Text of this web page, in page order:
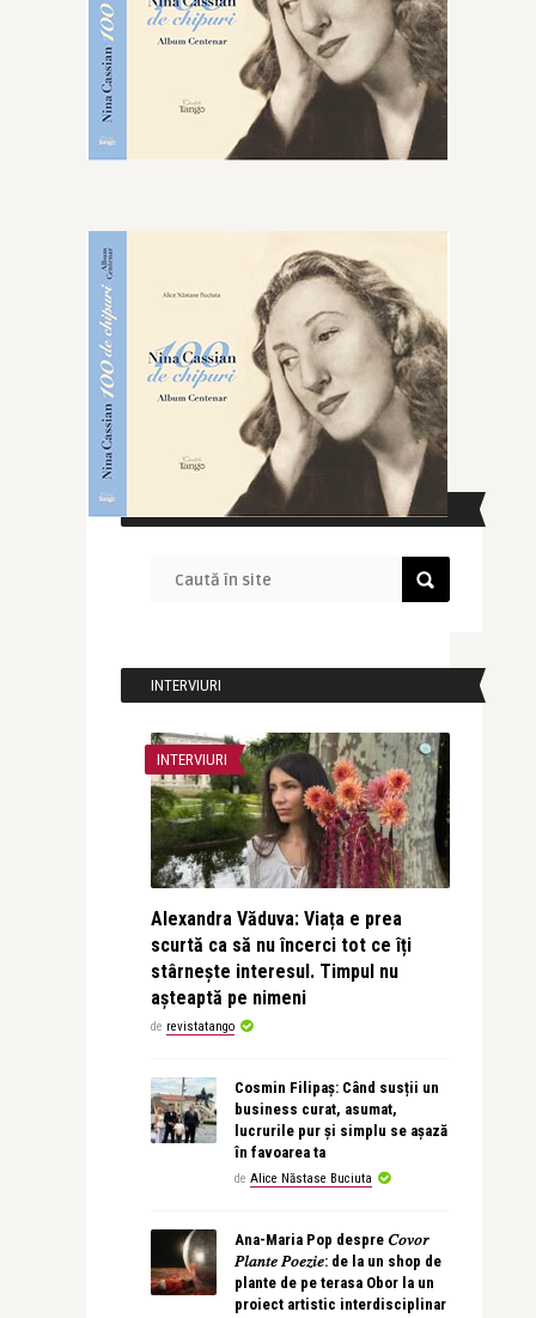
CAUTĂ ÎN SITE
INTERVIURI
INTERVIURI
Alexandra Văduva: Viața e prea
scurtă ca să nu încerci tot ce îți
stârnește interesul. Timpul nu
așteaptă pe nimeni
de revistatango
Cosmin Filipaș: Când susții un
business curat, asumat,
lucrurile pur și simplu se așază
în favoarea ta
de Alice Năstase Buciuta
Ana-Maria Pop despre 𝐶𝑜𝑣𝑜𝑟
𝑃𝑙𝑎𝑛𝑡𝑒 𝑃𝑜𝑒𝑧𝑖𝑒: de la un shop de
plante de pe terasa Obor la un
proiect artistic interdisciplinar